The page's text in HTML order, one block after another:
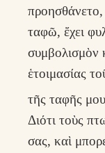
προησθάνετο,
ταφῶ, ἔχει
συμβολισμὸν
ἑτοιμασίας
τῆς ταφῆς
Διότι τοὺς
σας, καὶ